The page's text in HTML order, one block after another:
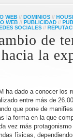
WEB // DOMINIOS //
WEB // PUBLICIDAD //
SOCIALES //
de
la
ha dado a conocer los
entre más de
que pone de
la forma en la que
vez más
físicas,